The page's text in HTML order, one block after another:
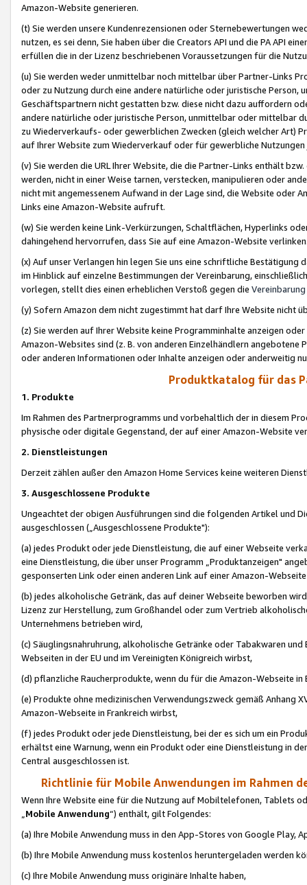
Amazon-Website generieren.
(t) Sie werden unsere Kundenrezensionen oder Sternebewertungen
nutzen, es sei denn, Sie haben über die Creators API und die PA API
erfüllen die in der Lizenz beschriebenen Voraussetzungen für die
(u) Sie werden weder unmittelbar noch mittelbar über Partner-Links
oder zu Nutzung durch eine andere natürliche oder juristische
Geschäftspartnern nicht gestatten bzw. diese nicht dazu auffordern
andere natürliche oder juristische Person, unmittelbar oder mittelbar
zu Wiederverkaufs- oder gewerblichen Zwecken (gleich welcher Art)
auf Ihrer Website zum Wiederverkauf oder für gewerbliche
(v) Sie werden die URL Ihrer Website, die die Partner-Links enthält
werden, nicht in einer Weise tarnen, verstecken, manipulieren oder
nicht mit angemessenem Aufwand in der Lage sind, die Website oder
Links eine Amazon-Website aufruft.
(w) Sie werden keine Link-Verkürzungen, Schaltflächen, Hyperlinks
dahingehend hervorrufen, dass Sie auf eine Amazon-Website
(x) Auf unser Verlangen hin legen Sie uns eine schriftliche
im Hinblick auf einzelne Bestimmungen der Vereinbarung,
vorlegen, stellt dies einen erheblichen Verstoß gegen die Vereinbarung
(y) Sofern Amazon dem nicht zugestimmt hat darf Ihre Website nicht
(z) Sie werden auf Ihrer Website keine Programminhalte anzeigen
Amazon-Websites sind (z. B. von anderen Einzelhändlern
oder anderen Informationen oder Inhalte anzeigen oder anderweitig
Produktkatalog für das
1. Produkte
Im Rahmen des Partnerprogramms und vorbehaltlich der in diesem
physische oder digitale Gegenstand, der auf einer Amazon-Website
2. Dienstleistungen
Derzeit zählen außer den Amazon Home Services keine weiteren
3. Ausgeschlossene Produkte
Ungeachtet der obigen Ausführungen sind die folgenden Artikel und
ausgeschlossen („Ausgeschlossene Produkte"):
(a) jedes Produkt oder jede Dienstleistung, die auf einer Webseite
eine Dienstleistung, die über unser Programm „Produktanzeigen"
gesponserten Link oder einen anderen Link auf einer Amazon-
(b) jedes alkoholische Getränk, das auf deiner Webseite beworben
Lizenz zur Herstellung, zum Großhandel oder zum Vertrieb
Unternehmens betrieben wird,
(c) Säuglingsnahruhrung, alkoholische Getränke oder Tabakwaren
Webseiten in der EU und im Vereinigten Königreich wirbst,
(d) pflanzliche Raucherprodukte, wenn du für die Amazon-Webseite in
(e) Produkte ohne medizinischen Verwendungszweck gemäß Anhang
Amazon-Webseite in Frankreich wirbst,
(f) jedes Produkt oder jede Dienstleistung, bei der es sich um ein
erhältst eine Warnung, wenn ein Produkt oder eine Dienstleistung in
Central ausgeschlossen ist.
Richtlinie für Mobile Anwendungen im Rahmen
Wenn Ihre Website eine für die Nutzung auf Mobiltelefonen, Tablets
„Mobile Anwendung“) enthält, gilt Folgendes:
(a) Ihre Mobile Anwendung muss in den App-Stores von Google Play,
(b) Ihre Mobile Anwendung muss kostenlos heruntergeladen werden
(c) Ihre Mobile Anwendung muss originäre Inhalte haben,